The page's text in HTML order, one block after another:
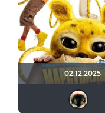
02.12.2025